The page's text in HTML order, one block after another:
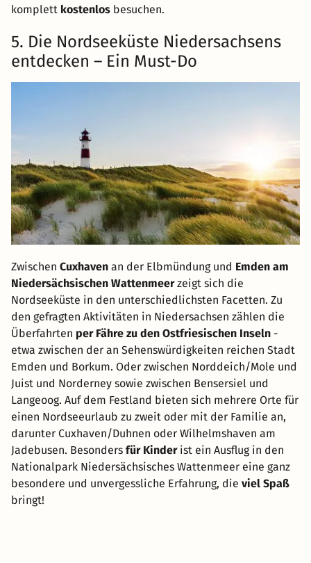
komplett kostenlos besuchen.
5. Die Nordseeküste Niedersachsens
entdecken – Ein Must-Do
Zwischen Cuxhaven an der Elbmündung und Emden am
Niedersächsischen Wattenmeerzeigt sich die
Nordseeküste in den unterschiedlichsten Facetten. Zu
den gefragten Aktivitäten in Niedersachsen zählen die
Überfahrten per Fähre zu den Ostfriesischen Inseln -
etwa zwischen der an Sehenswürdigkeiten reichen Stadt
Emden und Borkum. Oder zwischen Norddeich/Mole und
Juist und Norderney sowie zwischen Bensersiel und
Langeoog. Auf dem Festland bieten sich mehrere Orte für
einen Nordseeurlaub zu zweit oder mit der Familie an,
darunter Cuxhaven/Duhnen oder Wilhelmshaven am
Jadebusen. Besonders für Kinderist ein Ausflug in den
Nationalpark Niedersächsisches Wattenmeer eine ganz
besondere und unvergessliche Erfahrung, die viel Spaß
bringt!